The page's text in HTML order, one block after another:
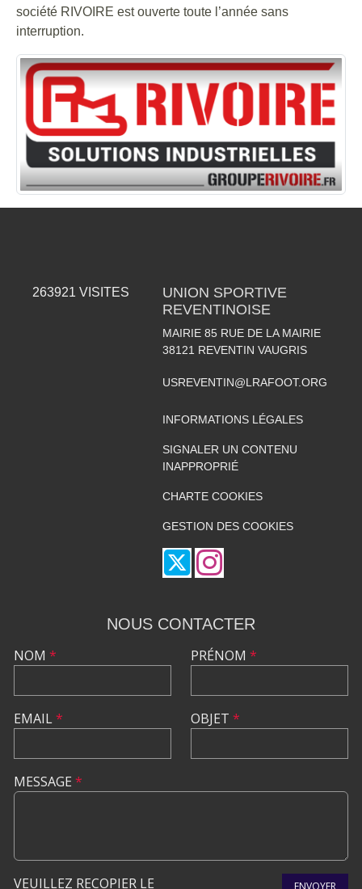
société RIVOIRE est ouverte toute l’année sans
interruption.
263921 VISITES
UNION SPORTIVE
REVENTINOISE
MAIRIE 85 RUE DE LA MAIRIE
38121 REVENTIN VAUGRIS
USREVENTIN@LRAFOOT.ORG
INFORMATIONS LÉGALES
SIGNALER UN CONTENU
INAPPROPRIÉ
CHARTE COOKIES
GESTION DES COOKIES
NOUS CONTACTER
NOM *
EMAIL*
PRÉNOM *
OBJET *
MESSAGE *
VEUILLEZ RECOPIER LE ENVOYER